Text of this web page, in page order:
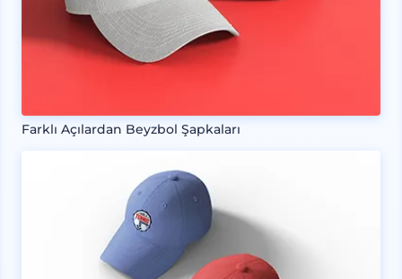
Farklı Açılardan Beyzbol Şapkaları